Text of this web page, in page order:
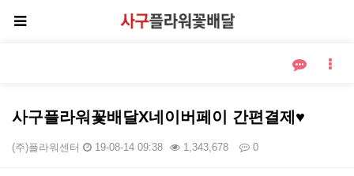
사구플라워꽃배달X네이버페이 간편결제♥
(주)플라워센터 19-08-14 09:38 1,343,678 0